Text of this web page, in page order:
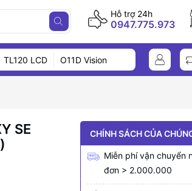
Hỗ trợ 24h
0947.775.973
TL120 LCD O11D Vision
SE
CHÍNH SÁCH CỦA
Miễn phí vận chuyển
đơn > 2.000.000